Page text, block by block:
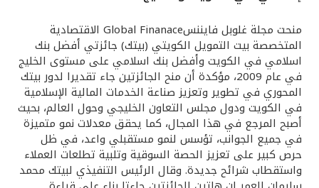
القنوات المصرفية
أدوات وخدمات
خدمات ما بعد البيع
اتصل بنا
منحت مجلة غلوبل فايننسGlobal Finanace الاقتصادية
المتخصصة بيت التمويل الكويتي (بيتك) جائزتي أفضل بنك
اسلامي في الكويت وأفضل بنك اسلامي على مستوى الخليج
في عام 2009، مؤكدة أن منح الجائزتين جاء تقديرا لدور بيتك
المحوري في تطوير وتعزيز صناعة الخدمات المالية الإسلامية
في الكويت ودول مجلس التعاون الخليجي وحول العالم، بحيث
أصبح المرجع في هذا المجال، كما يحقق معدلات نمو متميزة
في جميع الجوانب، تؤسس لنمو مستقبلي واعد، في ظل
حرص كبير على تعزيز الحصة السوقية وتلبية تطلعات العملاء
واستقطاب شرائح جديدة. وقال الرئيس التنفيذي لبيتك محمد